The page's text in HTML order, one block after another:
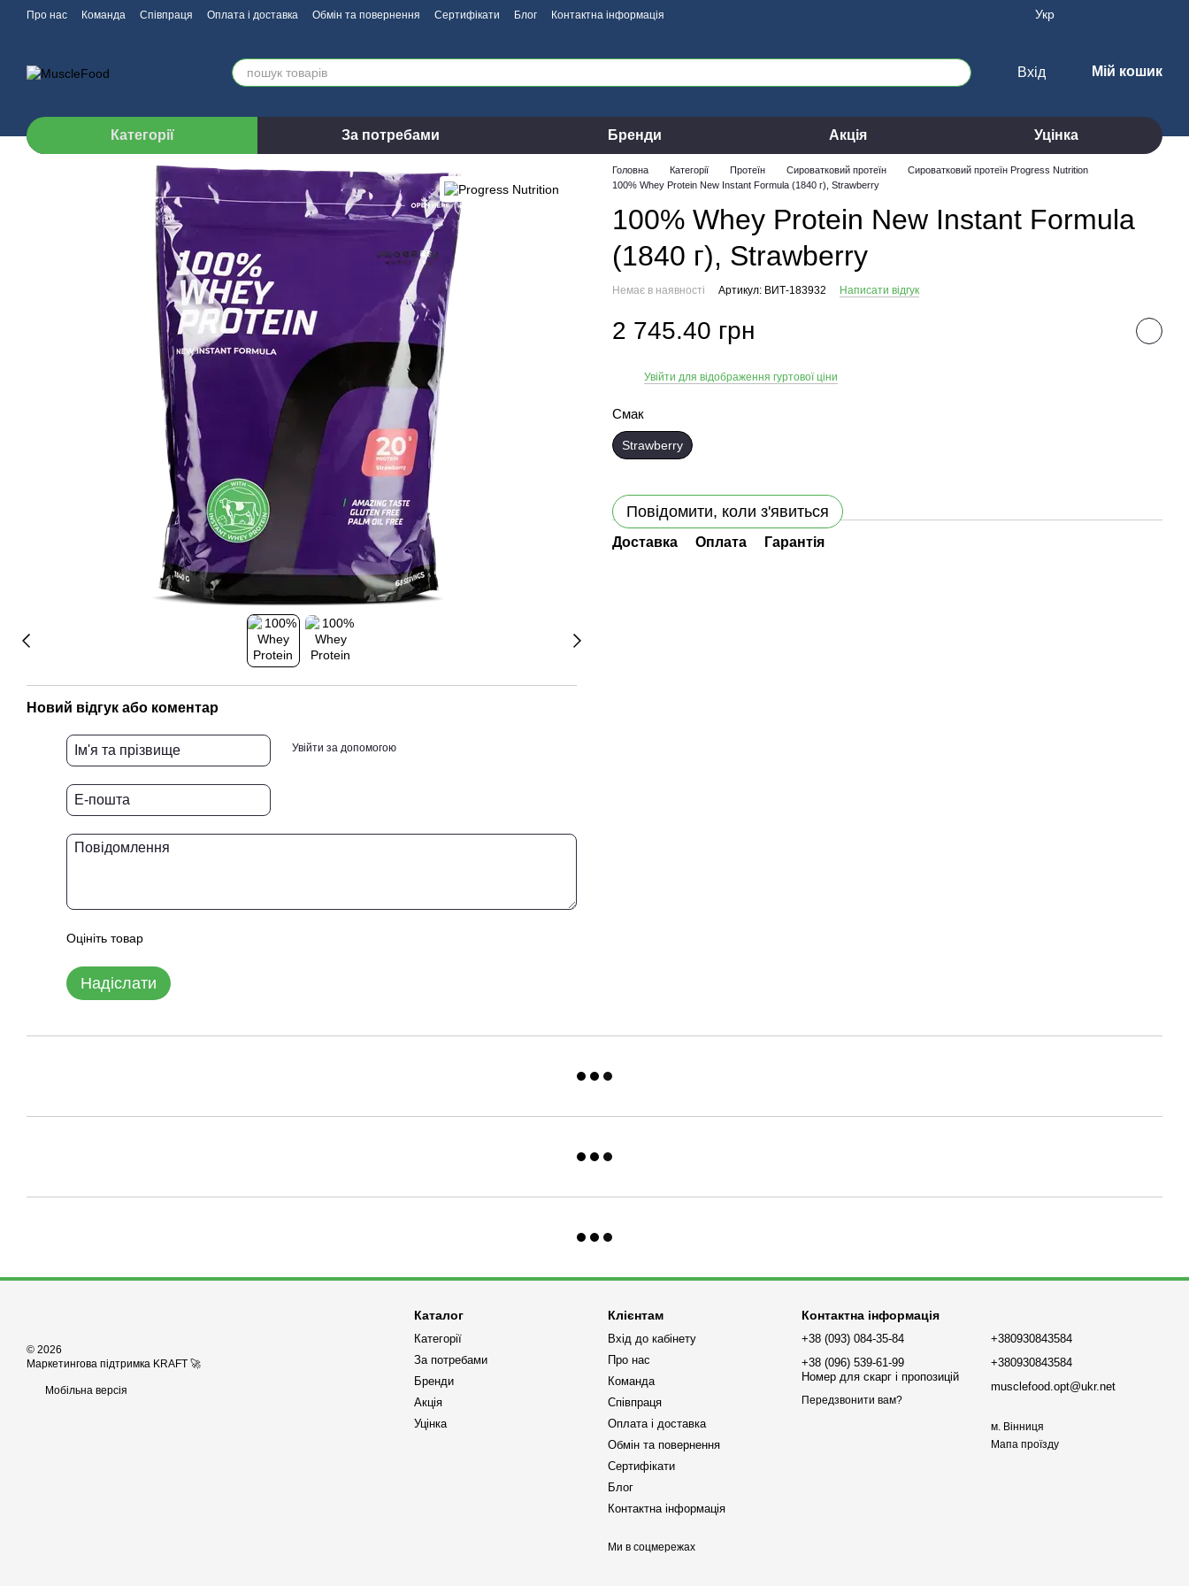
Перейти до основного контенту
Про нас Команда Співпраця Оплата і доставка Обмін та повернення Сертифікати Блог Контактна інформація Укр
Вхід Мій кошик
Категорії За потребами Бренди Акція Уцінка
Новий відгук або коментар
Увійти за допомогою
Оцініть товар
Надіслати
Головна Категорії Протеїн Сироватковий протеїн
Сироватковий протеїн Progress Nutrition
100% Whey Protein New Instant Formula (1840 г), Strawberry
100% Whey Protein New Instant Formula
(1840 г), Strawberry
Немає в наявності Артикул: ВИТ-183932 Написати відгук
2 745.40 грн
Увійти для відображення гуртової ціни
Смак
Strawberry
Повідомити, коли з'явиться
Доставка Оплата Гарантія
© 2026
Маркетингова підтримка KRAFT 🚀
Мобільна версія
Каталог
Категорії
За потребами
Бренди
Акція
Уцінка
Клієнтам
Вхід до кабінету
Про нас
Команда
Співпраця
Оплата і доставка
Обмін та повернення
Сертифікати
Блог
Контактна інформація
Ми в соцмережах
Контактна інформація
+38 (093) 084-35-84
+38 (096) 539-61-99
Номер для скарг і пропозицій
Передзвонити вам?
+380930843584
+380930843584
musclefood.opt@ukr.net
м. Вінниця
Мапа проїзду